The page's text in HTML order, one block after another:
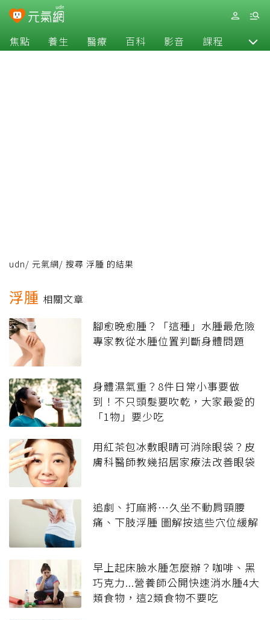
焦點 養生 醫療 百科 影音 課程 退休
udn/ 元氣網/ 搜尋 浮腫 的結果
浮腫 相關文章
腳愈晚愈腫？「這種」水腫最危險
專家教從水腫位置判斷身體問題
身體濕氣重？8件日常小事要做
到！不只頭髮要吹乾，大家最愛的
「1物」要少吃
用紅茶包冰敷眼睛可消除眼袋？皮
膚科醫師教幾招居家療法改善眼袋
追劇、打麻將…久坐不動肩頸腰
痛、下肢浮腫 圖解按這些穴位緩解
早上起床臉水腫怎麼辦？咖啡、黑
巧克力...營養師公開快速消水腫4大
類食物，這2類食物不要吃